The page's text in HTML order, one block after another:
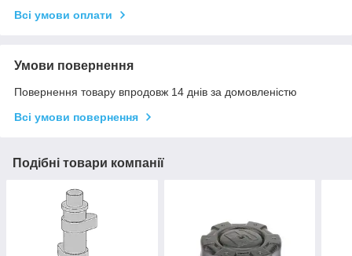
Всі умови оплати
Умови повернення
Повернення товару впродовж 14 днів за домовленістю
Всі умови повернення
Подібні товари компанії